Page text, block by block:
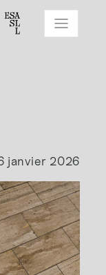
janvier 2026